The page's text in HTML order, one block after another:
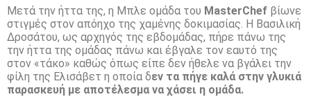
Μετά την ήττα της, η Μπλε ομάδα του MasterChef βίωνε
στιγμές στον απόηχο της χαμένης δοκιμασίας. Η Βασιλική
Δροσάτου, ως αρχηγός της εβδομάδας, πήρε πάνω της
την ήττα της ομάδας πάνω και έβγαλε τον εαυτό της
στον «τάκο» καθώς όπως είπε δεν ήθελε να βγάλει την
φίλη της Ελισάβετ η οποία δεν τα πήγε καλά στην γλυκιά
παρασκευή με αποτέλεσμα να χάσει η ομάδα.